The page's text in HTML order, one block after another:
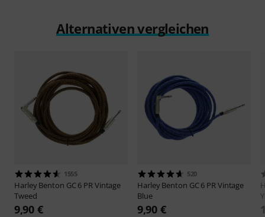
Alternativen vergleichen
1555
Harley Benton GC 6 PR Vintage
Tweed
9,90 €
520
Harley Benton GC 6 PR Vintage
Blue
9,90 €